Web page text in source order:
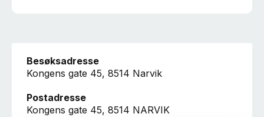
Besøksadresse
Kongens gate 45, 8514 Narvik
Postadresse
Kongens gate 45, 8514 NARVIK